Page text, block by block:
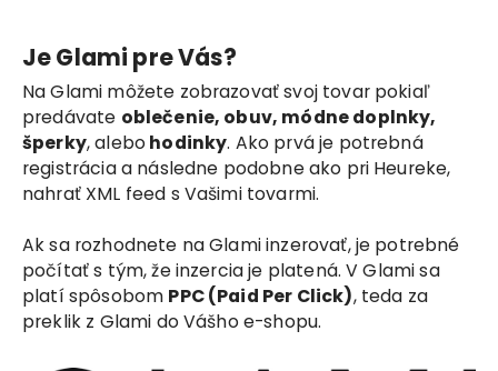
Je Glami pre Vás?
Na Glami môžete zobrazovať svoj tovar pokiaľ
predávate oblečenie, obuv, módne doplnky,
šperky, alebohodinky. Ako prvá je potrebná
registrácia a následne podobne ako pri Heureke,
nahrať XML feed s Vašimi tovarmi.
Ak sa rozhodnete na Glami inzerovať, je potrebné
počítať s tým, že inzercia je platená. V Glami sa
platí spôsobom PPC (Paid Per Click), teda za
preklik z Glami do Vášho e-shopu.